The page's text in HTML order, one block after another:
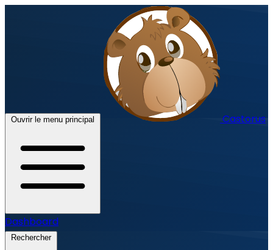
Ouvrir le menu principal Castorus
Dashboard
Rechercher